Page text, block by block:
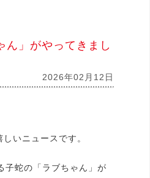
ん」がやってきまし
2026年02月12日
いニュースです。
子蛇の「ラブちゃん」が